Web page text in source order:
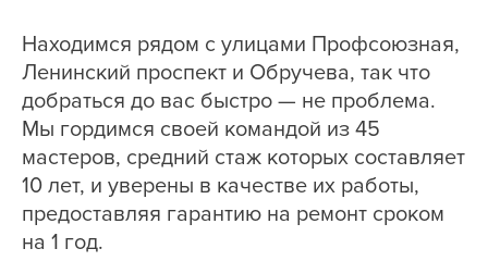
Находимся рядом с улицами Профсоюзная,
Ленинский проспект и Обручева, так что
добраться до вас быстро — не проблема.
Мы гордимся своей командой из 45
мастеров, средний стаж которых составляет
10 лет, и уверены в качестве их работы,
предоставляя гарантию на ремонт сроком
на 1 год.